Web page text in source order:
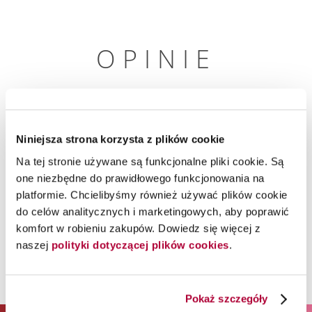
Niniejsza strona korzysta z plików cookie
Na tej stronie używane są funkcjonalne pliki cookie. Są
one niezbędne do prawidłowego funkcjonowania na
platformie. Chcielibyśmy również używać plików cookie
do celów analitycznych i marketingowych, aby poprawić
komfort w robieniu zakupów. Dowiedz się więcej z
naszej polityki dotyczącej plików cookies.
Pokaż szczegóły
OPINIE